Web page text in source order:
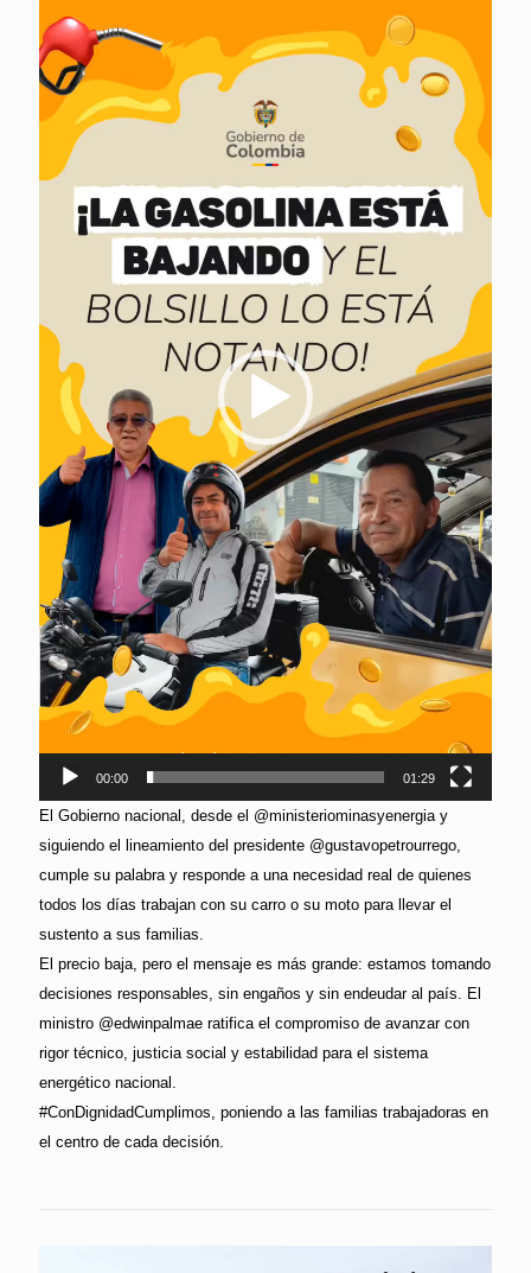
de
vídeo
00:00 01:29
El Gobierno nacional, desde el @ministeriominasyenergia y
siguiendo el lineamiento del presidente @gustavopetrourrego,
cumple su palabra y responde a una necesidad real de quienes
todos los días trabajan con su carro o su moto para llevar el
sustento a sus familias.
El precio baja, pero el mensaje es más grande: estamos tomando
decisiones responsables, sin engaños y sin endeudar al país. El
ministro @edwinpalmae ratifica el compromiso de avanzar con
rigor técnico, justicia social y estabilidad para el sistema
energético nacional.
#ConDignidadCumplimos, poniendo a las familias trabajadoras en
el centro de cada decisión.